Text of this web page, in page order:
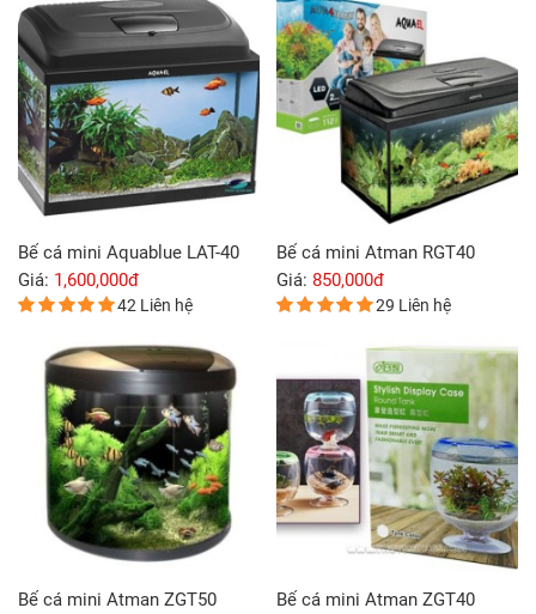
Bể cá mini Aquablue LAT-40
Giá: 1,600,000đ
42 Liên hệ
Bể cá mini Atman RGT40
Giá: 850,000đ
29 Liên hệ
Bể cá mini Atman ZGT50
Bể cá mini Atman ZGT40